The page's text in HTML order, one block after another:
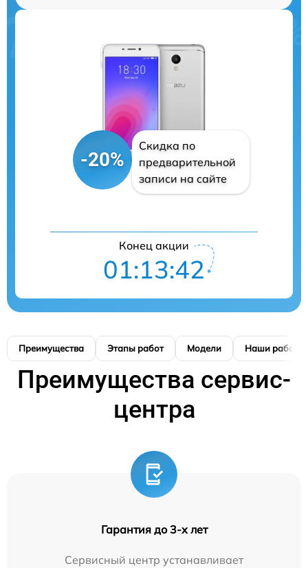
-20%
Скидка по
предварительной
записи на сайте
Конец акции
01:13:41
Преимущества Этапы работ Модели Наши работы
Преимущества сервис-
центра
Гарантия до 3-х лет
Сервисный центр устанавливает